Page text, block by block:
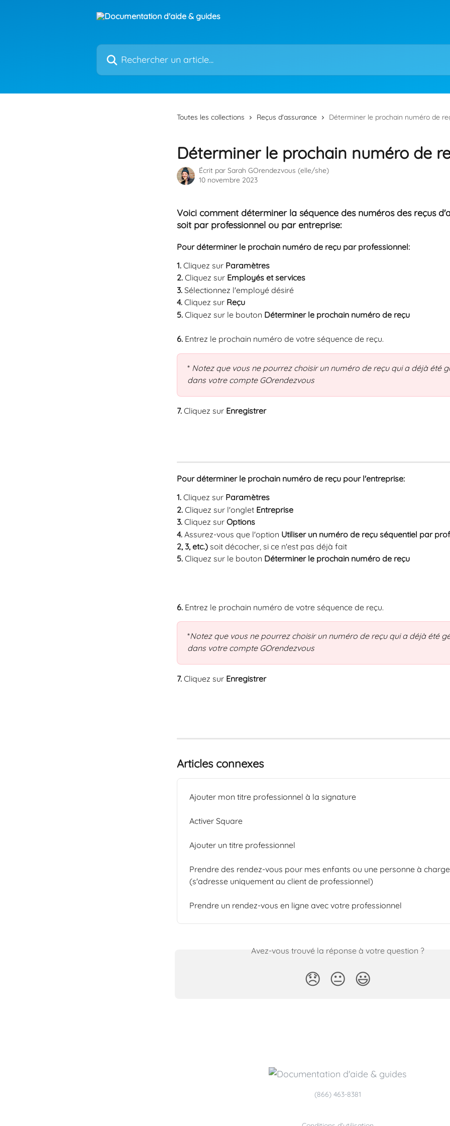
Rechercher un article...
Toutes les collections Reçus d'assurance Déterminer le prochain numéro de
Déterminer le prochain numéro de
Écrit par Sarah GOrendezvous (elle/she)
10 novembre 2023
Voici comment déterminer la séquence des numéros des reçus
soit par professionnel ou par entreprise:
Pour déterminer le prochain numéro de reçu par professionnel:
1. Cliquez sur Paramètres
2. Cliquez sur Employés et services
3. Sélectionnez l'employé désiré
4. Cliquez sur Reçu
5. Cliquez sur le bouton Déterminer le prochain numéro de reçu
6. Entrez le prochain numéro de votre séquence de reçu.
* Notez que vous ne pourrez choisir un numéro de reçu qui a déjà été
dans votre compte GOrendezvous
7. Cliquez sur Enregistrer
Pour déterminer le prochain numéro de reçu pour l'entreprise:
1. Cliquez sur Paramètres
2. Cliquez sur l'onglet Entreprise
3. Cliquez sur Options
4. Assurez-vous que l'option Utiliser un numéro de reçu séquentiel par
2, 3, etc.) soit décocher, si ce n'est pas déjà fait
5. Cliquez sur le bouton Déterminer le prochain numéro de reçu
6. Entrez le prochain numéro de votre séquence de reçu.
*Notez que vous ne pourrez choisir un numéro de reçu qui a déjà été
dans votre compte GOrendezvous
7. Cliquez sur Enregistrer
Articles connexes
Ajouter mon titre professionnel à la signature
Activer Square
Ajouter un titre professionnel
Prendre des rendez-vous pour mes enfants ou une personne à charge
(s'adresse uniquement au client de professionnel)
Prendre un rendez-vous en ligne avec votre professionnel
Avez-vous trouvé la réponse à votre question ?
😞 😐 😃
(866) 463-8381